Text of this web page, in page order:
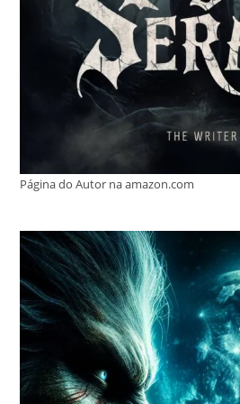
Página do Autor na amazon.com